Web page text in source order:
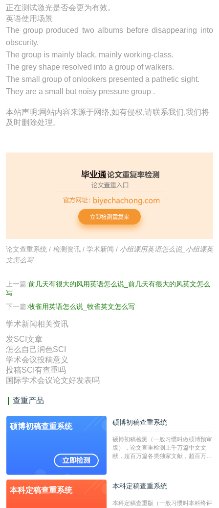
正在测试激光是否会更为有效。
英语使用场景
The group produced two albums before disappearing into
obscurity.
The group is mainly black, mainly working-class.
The grey shape resolved into a group of walkers.
The small group of onlookers presented a pathetic sight.
They are a small but noisy pressure group .
本站声明:网站内容来源于网络,如有侵权,请联系我们,我们将
及时删除处理。
论文查重系统 / 检测资讯/ 学术新闻 / 小组课用英语怎么说_小组课英
文怎么写
上一篇:前几天有很大的风用英语怎么说_前几天有很大的风英文怎么
写
下一篇:牧雀用英语怎么说_牧雀英文怎么写
学术新闻相关资讯
发SCI文章
怎么自己润色SCI
学术会议投稿意义
投稿SCI有查重吗
国际学术会议论文好发表吗
查重产品
硕博初稿查重系统 硕博初稿查重系统
硕博初稿检测（一般习惯叫做硕博预审
版），论文查重检测上千万篇中文文
献，超百万篇各类独家文献，超百万港
校用来检测硕博论文的系统，检测范围
广，数据来源真实，检测算法合理!本
字符数30万）
本科定稿查重系统 本科定稿查重系统
本科定稿查重版（一般习惯叫本科终评